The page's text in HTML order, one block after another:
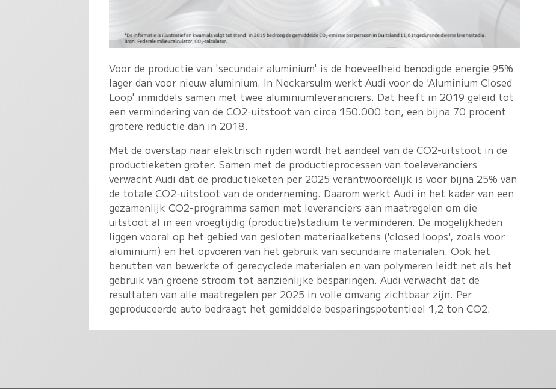
Voor de productie van 'secundair aluminium' is de hoeveelheid benodigde energie 95%
lager dan voor nieuw aluminium. In Neckarsulm werkt Audi voor de 'Aluminium Closed
Loop' inmiddels samen met twee aluminiumleveranciers. Dat heeft in 2019 geleid tot
een vermindering van de CO2-uitstoot van circa 150.000 ton, een bijna 70 procent
grotere reductie dan in 2018.
Met de overstap naar elektrisch rijden wordt het aandeel van de CO2-uitstoot in de
productieketen groter. Samen met de productieprocessen van toeleveranciers
verwacht Audi dat de productieketen per 2025 verantwoordelijk is voor bijna 25% van
de totale CO2-uitstoot van de onderneming. Daarom werkt Audi in het kader van een
gezamenlijk CO2-programma samen met leveranciers aan maatregelen om die
uitstoot al in een vroegtijdig (productie)stadium te verminderen. De mogelijkheden
liggen vooral op het gebied van gesloten materiaalketens ('closed loops', zoals voor
aluminium) en het opvoeren van het gebruik van secundaire materialen. Ook het
benutten van bewerkte of gerecyclede materialen en van polymeren leidt net als het
gebruik van groene stroom tot aanzienlijke besparingen. Audi verwacht dat de
resultaten van alle maatregelen per 2025 in volle omvang zichtbaar zijn. Per
geproduceerde auto bedraagt het gemiddelde besparingspotentieel 1,2 ton CO2.